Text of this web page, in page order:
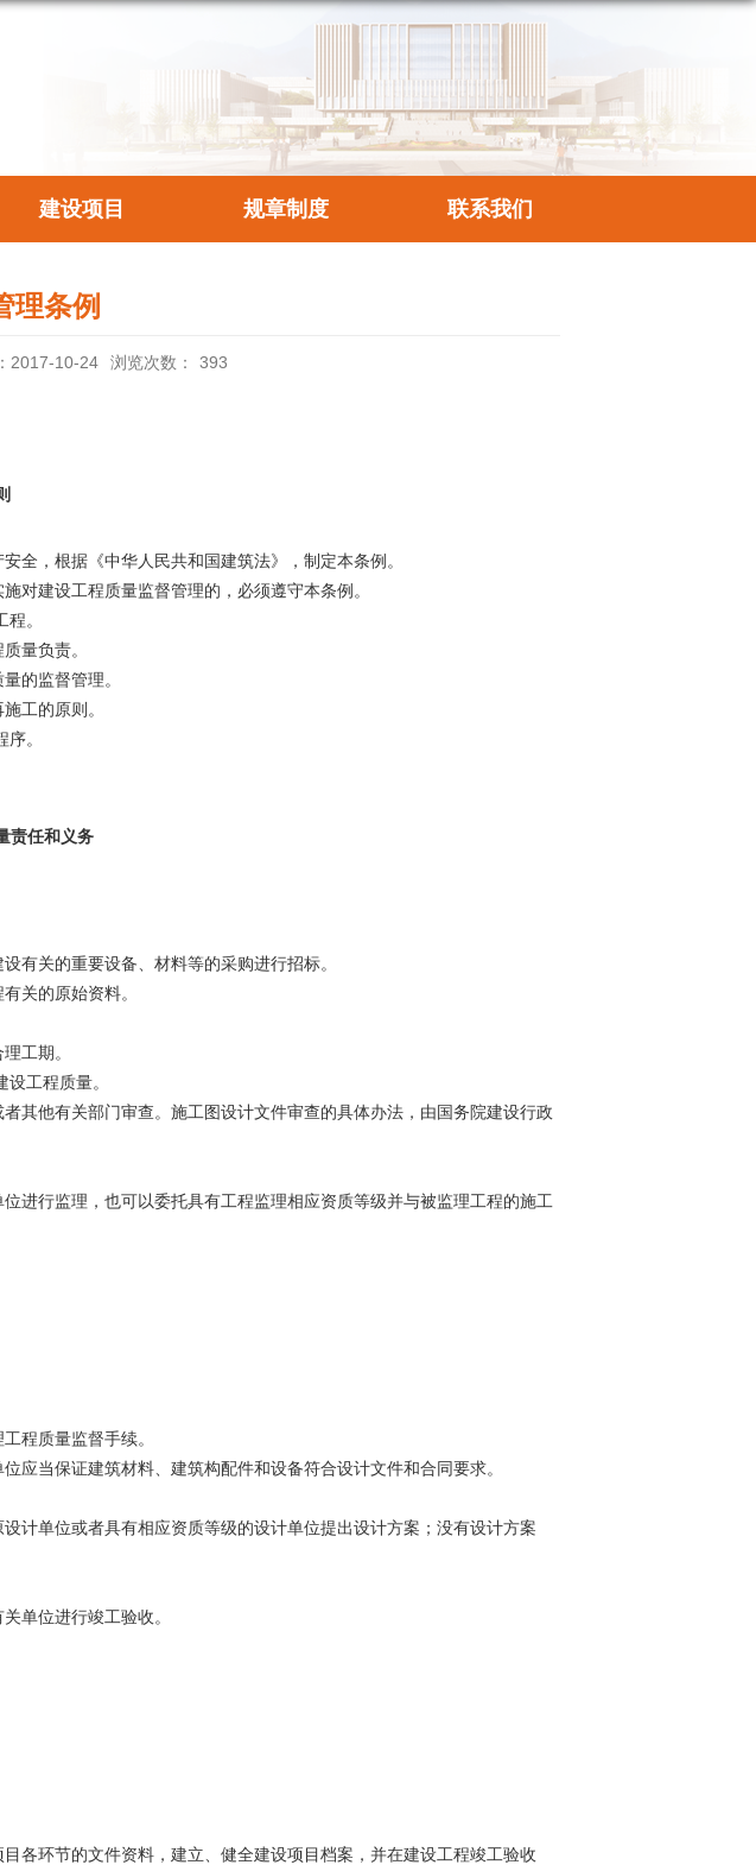
建设项目 规章制度 联系我们
理条例
2017-10-24 浏览次数： 393
，根据《中华人民共和国建筑法》，制定本条例。
建设工程质量监督管理的，必须遵守本条例。
。
量负责。
的监督管理。
工的原则。
。
责任和义务
关的重要设备、材料等的采购进行招标。
关的原始资料。
工期。
工程质量。
他有关部门审查。施工图设计文件审查的具体办法，由国务院建设行政
行监理，也可以委托具有工程监理相应资质等级并与被监理工程的施工
程质量监督手续。
当保证建筑材料、建筑构配件和设备符合设计文件和合同要求。
单位或者具有相应资质等级的设计单位提出设计方案；没有设计方案
单位进行竣工验收。
环节的文件资料，建立、健全建设项目档案，并在建设工程竣工验收